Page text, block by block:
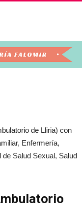
de Lliria) con
Enfermería,
Salud Sexual, Salud